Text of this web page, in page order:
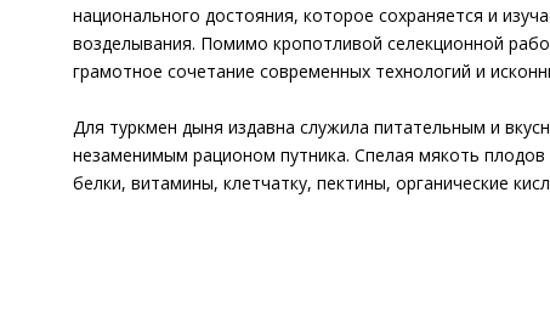
национального достояния, которое сохраняется и
возделывания. Помимо кропотливой селекционной
грамотное сочетание современных технологий и
Для туркмен дыня издавна служила питательным и
незаменимым рационом путника. Спелая мякоть
белки, витамины, клетчатку, пектины, органические